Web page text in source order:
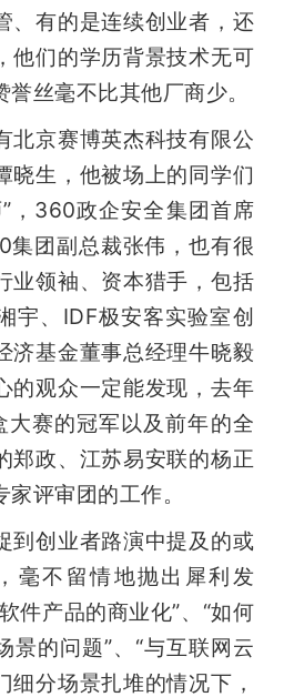
、有的是连续创业者，还
他们的学历背景技术无可
丝毫不比其他厂商少。
北京赛博英杰科技有限公
晓生，他被场上的同学们
，360政企安全集团首席
集团副总裁张伟，也有很
业领袖、资本猎手，包括
宇、IDF极安客实验室创
济基金董事总经理牛晓毅
的观众一定能发现，去年
大赛的冠军以及前年的全
郑政、江苏易安联的杨正
评审团的工作。
到创业者路演中提及的或
毫不留情地抛出犀利发
件产品的商业化”、“如何
景的问题”、“与互联网云
细分场景扎堆的情况下，